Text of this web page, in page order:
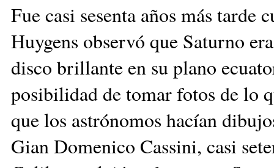
Fue casi sesenta años más
Huygens observó que Saturno
disco brillante en su plano
posibilidad de tomar fotos de lo
que los astrónomos hacían
Gian Domenico Cassini, casi